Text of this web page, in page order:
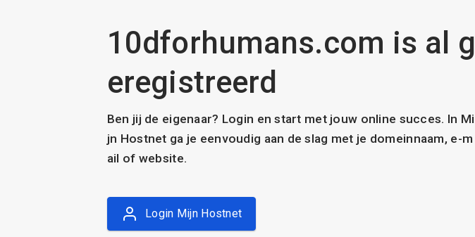
10dforhumans.com is al g
eregistreerd
Ben jij de eigenaar? Login en start met jouw online succes. In Mi
jn Hostnet ga je eenvoudig aan de slag met je domeinnaam, e-m
ail of website.
Login Mijn Hostnet